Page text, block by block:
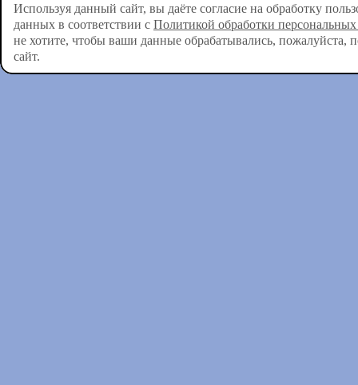
Используя данный сайт, вы даёте согласие на обработку
данных в соответствии с Политикой обработки
не хотите, чтобы ваши данные обрабатывались, пожалуйста,
сайт.